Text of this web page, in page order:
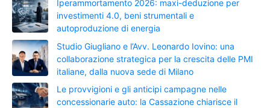
Iperammortamento 2026: maxi-deduzione per
investimenti 4.0, beni strumentali e
autoproduzione di energia
Studio Giugliano e l’Avv. Leonardo Iovino: una
collaborazione strategica per la crescita delle PMI
italiane, dalla nuova sede di Milano
Le provvigioni e gli anticipi campagne nelle
concessionarie auto: la Cassazione chiarisce il